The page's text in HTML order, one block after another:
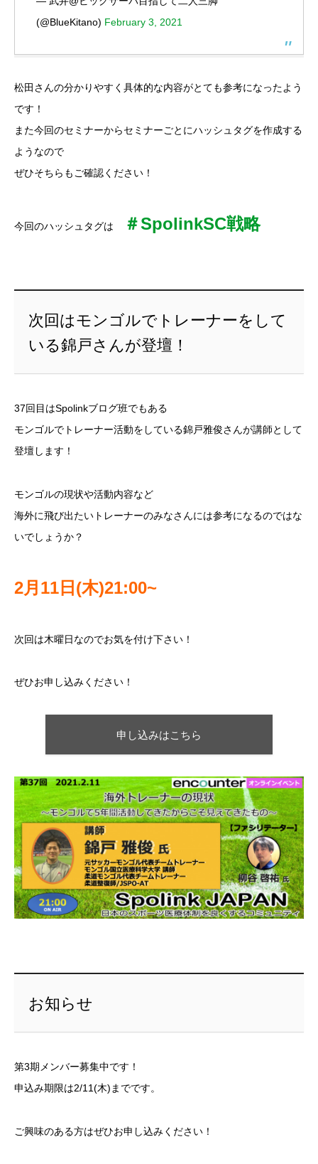
(@BlueKitano) February 3, 2021
松田さんの分かりやすく具体的な内容がとても参考になったよう
です！
また今回のセミナーからセミナーごとにハッシュタグを作成する
ようなので
ぜひそちらもご確認ください！
今回のハッシュタグは ＃SpolinkSC戦略
次回はモンゴルでトレーナーをして
いる錦戸さんが登壇！
37回目はSpolinkブログ班でもある
モンゴルでトレーナー活動をしている錦戸雅俊さんが講師として
登壇します！
モンゴルの現状や活動内容など
海外に飛び出たいトレーナーのみなさんには参考になるのではな
いでしょうか？
2月11日(木)21:00~
次回は木曜日なのでお気を付け下さい！
ぜひお申し込みください！
申し込みはこちら
お知らせ
第3期メンバー募集中です！
申込み期限は2/11(木)までです。
ご興味のある方はぜひお申し込みください！